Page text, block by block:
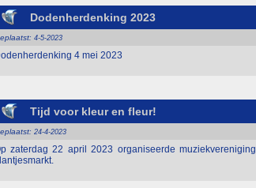
Dodenherdenking 2023
: 4-5-2023
4 mei 2023
Tijd voor kleur en fleur!
: 24-4-2023
zaterdag 22 april 2023 organiseerde muziekvereniging